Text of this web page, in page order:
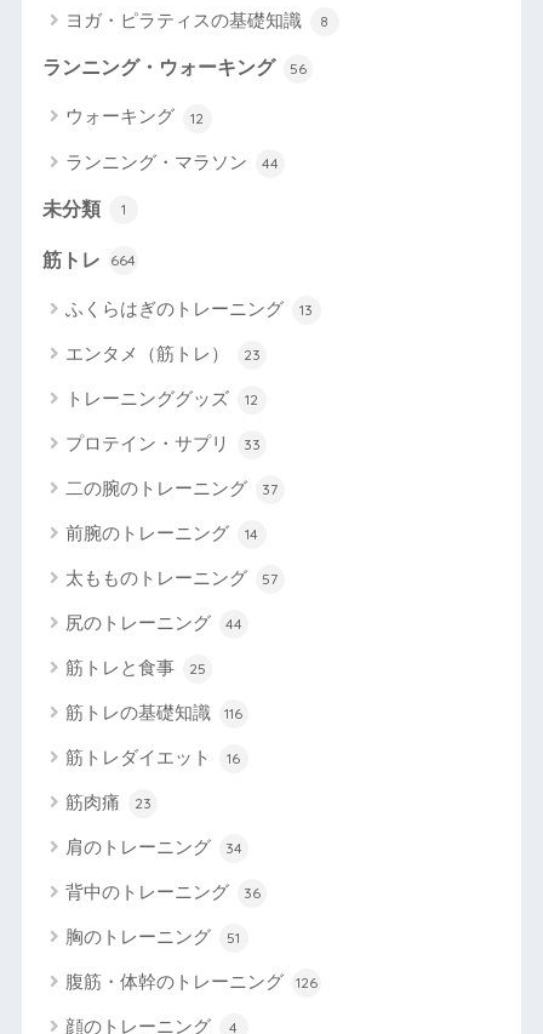
ヨガ・ピラティスの基礎知識 8
ランニング・ウォーキング 56
ウォーキング 12
ランニング・マラソン 44
未分類 1
筋トレ 664
ふくらはぎのトレーニング 13
エンタメ（筋トレ） 23
トレーニンググッズ 12
プロテイン・サプリ 33
二の腕のトレーニング 37
前腕のトレーニング 14
太もものトレーニング 57
尻のトレーニング 44
筋トレと食事 25
筋トレの基礎知識 116
筋トレダイエット 16
筋肉痛 23
肩のトレーニング 34
背中のトレーニング 36
胸のトレーニング 51
腹筋・体幹のトレーニング 126
顔のトレーニング 4